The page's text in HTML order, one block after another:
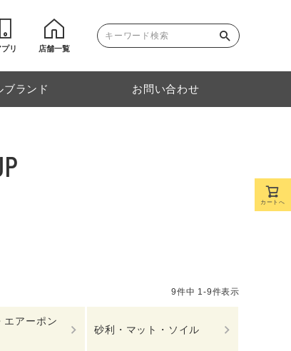
プリ 店舗一覧
ブランド お問い合わせ
9件中 1-9件表示
エアーポン
砂利・マット・ソイル
カートへ